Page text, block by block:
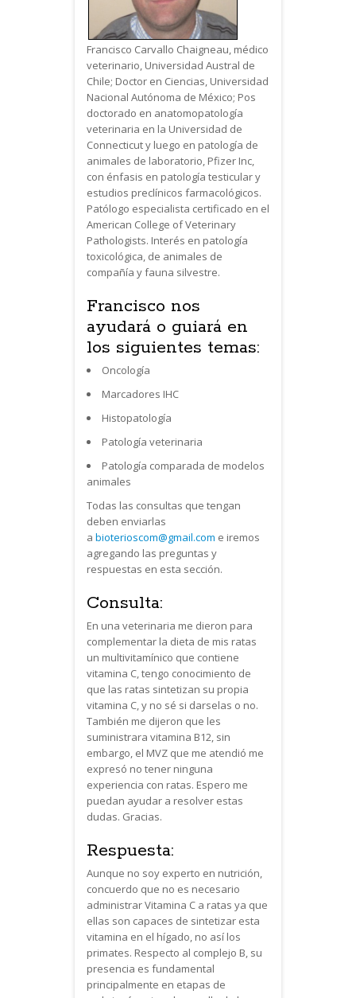
Francisco Carvallo Chaigneau, médico
veterinario, Universidad Austral de
Chile; Doctor en Ciencias, Universidad
Nacional Autónoma de México; Pos
doctorado en anatomopatología
veterinaria en la Universidad de
Connecticut y luego en patología de
animales de laboratorio, Pfizer Inc,
con énfasis en patología testicular y
estudios preclínicos farmacológicos.
Patólogo especialista certificado en el
American College of Veterinary
Pathologists. Interés en patología
toxicológica, de animales de
compañía y fauna silvestre.
Francisco nos
ayudará o guiará en
los siguientes temas:
Oncología
Marcadores IHC
Histopatología
Patología veterinaria
Patología comparada de modelos
animales
Todas las consultas que tengan
deben enviarlas
a bioterioscom@gmail.com e iremos
agregando las preguntas y
respuestas en esta sección.
Consulta:
En una veterinaria me dieron para
complementar la dieta de mis ratas
un multivitamínico que contiene
vitamina C, tengo conocimiento de
que las ratas sintetizan su propia
vitamina C, y no sé si darselas o no.
También me dijeron que les
suministrara vitamina B12, sin
embargo, el MVZ que me atendió me
expresó no tener ninguna
experiencia con ratas. Espero me
puedan ayudar a resolver estas
dudas. Gracias.
Respuesta:
Aunque no soy experto en nutrición,
concuerdo que no es necesario
administrar Vitamina C a ratas ya que
ellas son capaces de sintetizar esta
vitamina en el hígado, no así los
primates. Respecto al complejo B, su
presencia es fundamental
principalmente en etapas de